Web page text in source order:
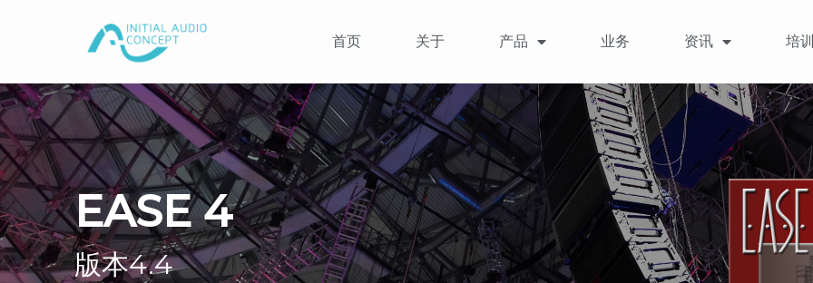
首页 关于 产品 业务 资讯 培
EASE 4
版本4.4